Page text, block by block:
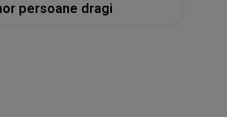
persoane dragi